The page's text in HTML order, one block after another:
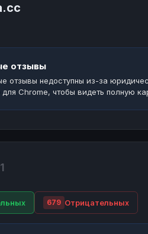
отзывы
отзывы недоступны из-за
Chrome, чтобы видеть полную
679 Отрицательных